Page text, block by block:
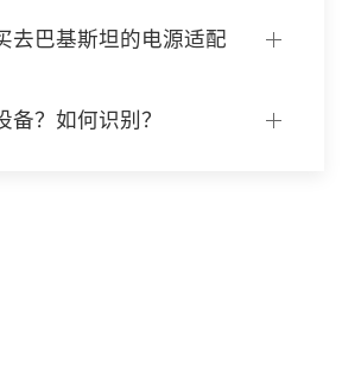
去巴基斯坦的电源适配
？如何识别？